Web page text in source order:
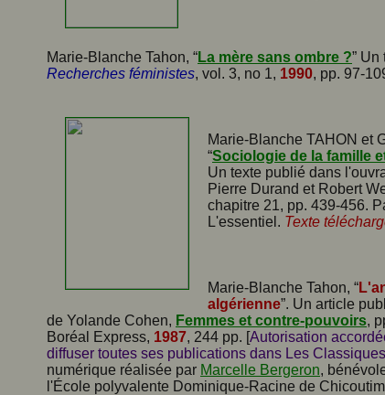
Marie-Blanche Tahon, “La mère sans ombre ?”
Recherches féministes, vol. 3, no 1, 1990, pp. 97-
Marie-Blanche TAHON et
“Sociologie de la famille
Un texte publié dans
Pierre Durand et Robert
chapitre 21, pp. 439-456.
L'essentiel. Texte
Marie-Blanche Tahon, “
algérienne”. Un article
de Yolande Cohen, Femmes et contre-pouvoirs,
Boréal Express, 1987, 244 pp. [Autorisation
diffuser toutes ses publications dans Les
numérique réalisée par Marcelle Bergeron,
l'École polyvalente Dominique-Racine de